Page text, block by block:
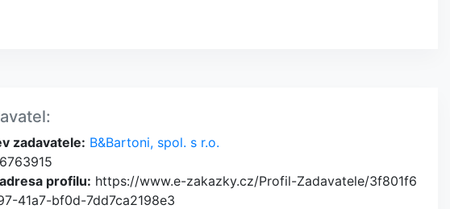
zadavatele: B&Bartoni, spol. s r.o.
profilu: https://www.e-zakazky.cz/Profil-Zadavatele/3f801f6
41a7-bf0d-7dd7ca2198e3